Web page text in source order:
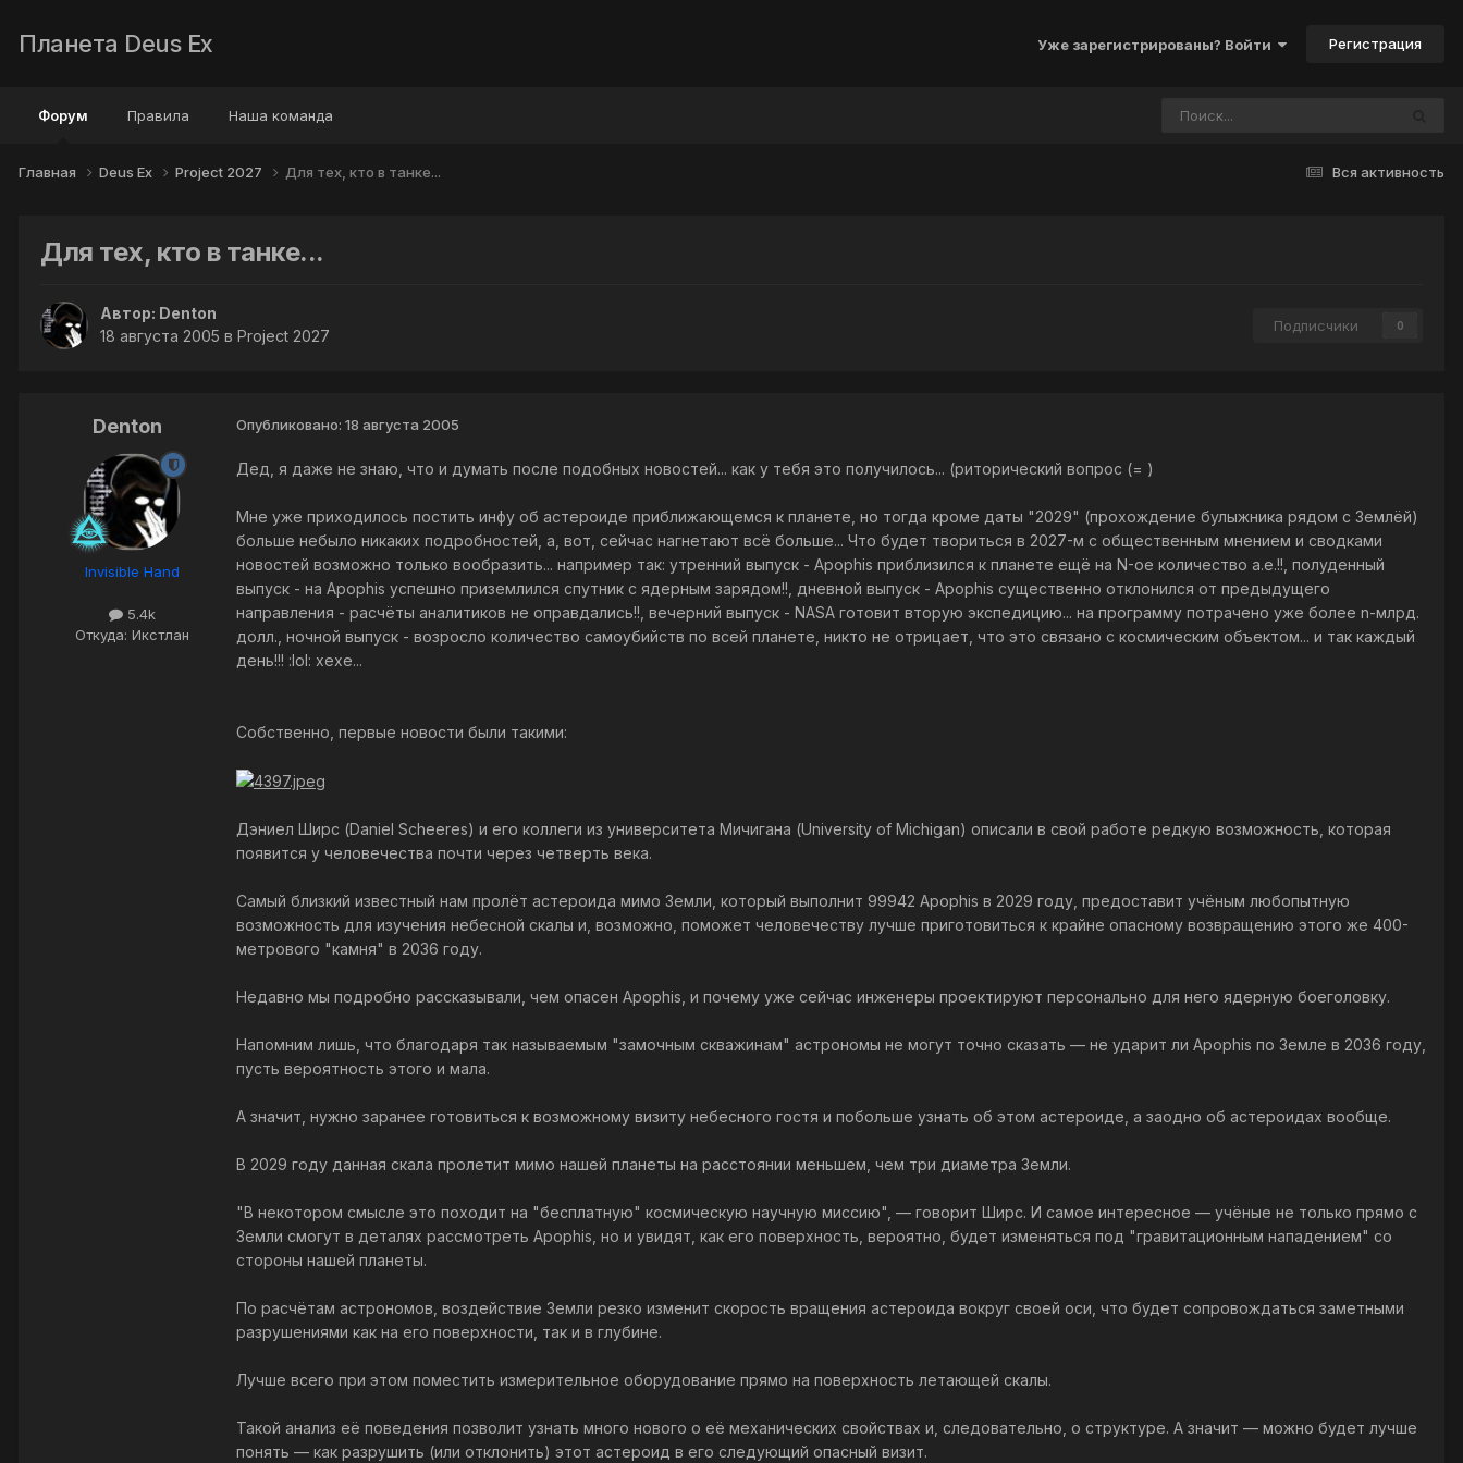
Планета Deus Ex Уже зарегистрированы? Войти Регистрация
Форум Правила Наша команда
Вся активность
Главная Deus Ex Project 2027 Для тех, кто в танке...
Для тех, кто в танке...
Автор: Denton
18 августа 2005 в Project 2027
Подписчики 0
Denton
Invisible Hand
5.4k
Откуда: Икстлан
Опубликовано: 18 августа 2005
Дед, я даже не знаю, что и думать после подобных новостей... как у тебя это получилось... (риторический вопрос (= )
Мне уже приходилось постить инфу об астероиде приближающемся к планете, но тогда кроме даты "2029" (прохождение булыжника рядом с Землёй)
больше небыло никаких подробностей, а, вот, сейчас нагнетают всё больше... Что будет твориться в 2027-м с общественным мнением и сводками
новостей возможно только вообразить... например так: утренний выпуск - Apophis приблизился к планете ещё на N-ое количество а.е.!!, полуденный
выпуск - на Apophis успешно приземлился спутник с ядерным зарядом!!, дневной выпуск - Apophis существенно отклонился от предыдущего
направления - расчёты аналитиков не оправдались!!, вечерний выпуск - NASA готовит вторую экспедицию... на программу потрачено уже более n-млрд.
долл., ночной выпуск - возросло количество самоубийств по всей планете, никто не отрицает, что это связано с космическим объектом... и так каждый
день!!! :lol: хехе...
Собственно, первые новости были такими:
Дэниел Ширс (Daniel Scheeres) и его коллеги из университета Мичигана (University of Michigan) описали в свой работе редкую возможность, которая
появится у человечества почти через четверть века.
Самый близкий известный нам пролёт астероида мимо Земли, который выполнит 99942 Apophis в 2029 году, предоставит учёным любопытную
возможность для изучения небесной скалы и, возможно, поможет человечеству лучше приготовиться к крайне опасному возвращению этого же 400-
метрового "камня" в 2036 году.
Недавно мы подробно рассказывали, чем опасен Apophis, и почему уже сейчас инженеры проектируют персонально для него ядерную боеголовку.
Напомним лишь, что благодаря так называемым "замочным скважинам" астрономы не могут точно сказать — не ударит ли Apophis по Земле в 2036 году,
пусть вероятность этого и мала.
А значит, нужно заранее готовиться к возможному визиту небесного гостя и побольше узнать об этом астероиде, а заодно об астероидах вообще.
В 2029 году данная скала пролетит мимо нашей планеты на расстоянии меньшем, чем три диаметра Земли.
"В некотором смысле это походит на "бесплатную" космическую научную миссию", — говорит Ширс. И самое интересное — учёные не только прямо с
Земли смогут в деталях рассмотреть Apophis, но и увидят, как его поверхность, вероятно, будет изменяться под "гравитационным нападением" со
стороны нашей планеты.
По расчётам астрономов, воздействие Земли резко изменит скорость вращения астероида вокруг своей оси, что будет сопровождаться заметными
разрушениями как на его поверхности, так и в глубине.
Лучше всего при этом поместить измерительное оборудование прямо на поверхность летающей скалы.
Такой анализ её поведения позволит узнать много нового о её механических свойствах и, следовательно, о структуре. А значит — можно будет лучше
понять — как разрушить (или отклонить) этот астероид в его следующий опасный визит.